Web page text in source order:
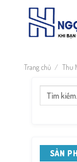
Trang chủ / Thu
Tìm
SẢN